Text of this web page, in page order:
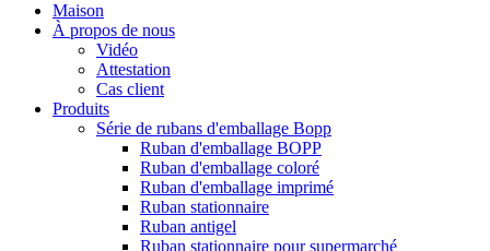
Maison
À propos de nous
Vidéo
Attestation
Cas client
Produits
Série de rubans d'emballage Bopp
Ruban d'emballage BOPP
Ruban d'emballage coloré
Ruban d'emballage imprimé
Ruban stationnaire
Ruban antigel
Ruban stationnaire pour supermarché